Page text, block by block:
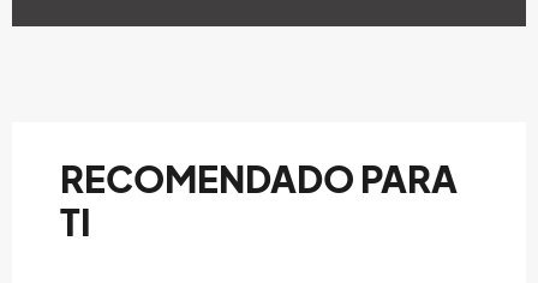
RECOMENDADO PARA
TI